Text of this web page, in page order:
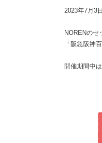
2023年7月3
NORENの
「阪急阪神
開催期間中